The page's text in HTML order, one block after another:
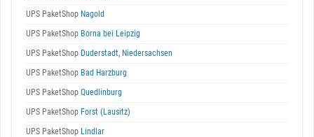
UPS PaketShop Nagold
UPS PaketShop Borna bei Leipzig
UPS PaketShop Duderstadt, Niedersachsen
UPS PaketShop Bad Harzburg
UPS PaketShop Quedlinburg
UPS PaketShop Forst (Lausitz)
UPS PaketShop Lindlar